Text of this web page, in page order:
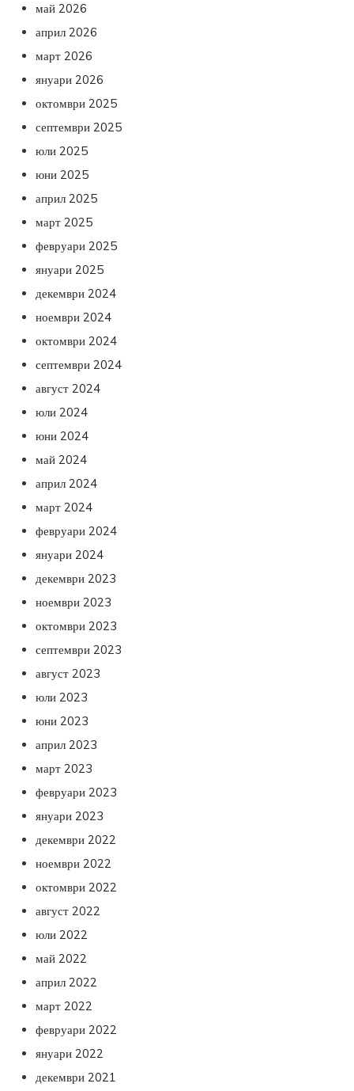
май 2026
април 2026
март 2026
януари 2026
октомври 2025
септември 2025
юли 2025
юни 2025
април 2025
март 2025
февруари 2025
януари 2025
декември 2024
ноември 2024
октомври 2024
септември 2024
август 2024
юли 2024
юни 2024
май 2024
април 2024
март 2024
февруари 2024
януари 2024
декември 2023
ноември 2023
октомври 2023
септември 2023
август 2023
юли 2023
юни 2023
април 2023
март 2023
февруари 2023
януари 2023
декември 2022
ноември 2022
октомври 2022
август 2022
юли 2022
май 2022
април 2022
март 2022
февруари 2022
януари 2022
декември 2021